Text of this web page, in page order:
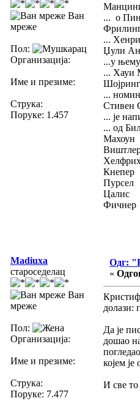
Ван
мреже
Пол:
Организација:
Име и презиме:
Струка:
Поруке: 1.457
... о
...
Џули
...у
... Хауи
Шојринг
...
Стивен
... је
... од
Махоун
Кнепер
Пурсел
Цалис
Фичнер
Madiuxa
староседелац
Ван
мреже
Пол:
Организација:
Име и презиме:
Струка:
Поруке: 7.477
Одг:
«
долази:
Да је
дошао
којем
И све то